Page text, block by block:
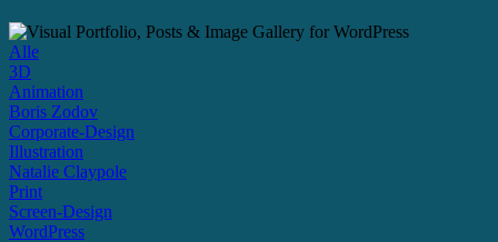
Alle
3D
Animation
Boris Zodov
Corporate-Design
Illustration
Natalie Claypole
Print
Screen-Design
WordPress